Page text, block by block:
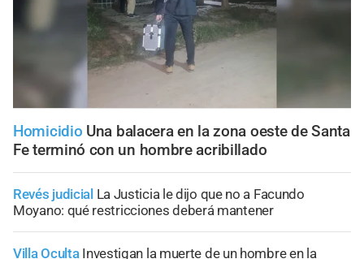
Homicidio Una balacera en la zona oeste de Santa
Fe terminó con un hombre acribillado
Revés judicial La Justicia le dijo que no a Facundo
Moyano: qué restricciones deberá mantener
Villa Oculta Investigan la muerte de un hombre en la